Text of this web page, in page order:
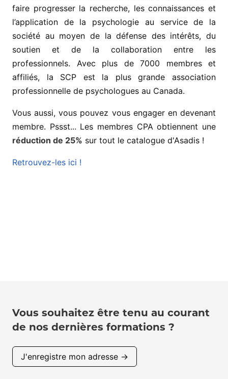
faire progresser la recherche, les connaissances et
l’application de la psychologie au service de la
société au moyen de la défense des intérêts, du
soutien et de la collaboration entre les
professionnels. Avec plus de 7000 membres et
affiliés, la SCP est la plus grande association
professionnelle de psychologues au Canada.
Vous aussi, vous pouvez vous engager en devenant
membre. Pssst... Les membres CPA obtiennent une
réduction de 25% sur tout le catalogue d'Asadis !
Retrouvez-les ici !
Vous souhaitez être tenu au courant
de nos dernières formations ?
J'enregistre mon adresse →